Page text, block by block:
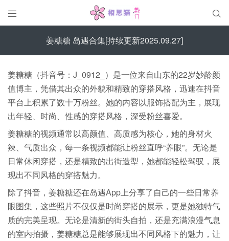
 
姜糖糖 岛遇合集[持续更新2025.09.27]
姜糖糖（抖音号：J_0912_）是一位来自山东的22岁妙龄颜
值博主，凭借其出众的外貌和精致的穿搭风格，迅速在抖音
平台上积累了数十万粉丝。她的内容以服饰搭配为主，展现
出年轻、时尚、性感的穿搭风格，深受粉丝喜爱。
姜糖糖的视频通常以高颜值、高质感为核心，她的身材火
辣、气质出众，每一条视频都能让粉丝直呼“养眼”。无论是
日常休闲穿搭，还是精致的出街造型，她都能轻松驾驭，展
现出不同风格的穿搭魅力。
除了抖音，姜糖糖还在岛遇App上分享了自己的一些日常养
眼图集，这些照片不仅仅是时尚穿搭的展示，更是她独特气
质的完美呈现。无论是清新的街头自拍，还是充满浪漫气息
的室内拍摄，姜糖糖总是能够展现出不同风格下的魅力，让